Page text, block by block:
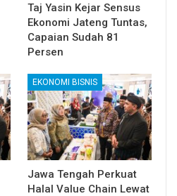
Taj Yasin Kejar Sensus
Ekonomi Jateng Tuntas,
Capaian Sudah 81
Persen
EKONOMI BISNIS
Jawa Tengah Perkuat
Halal Value Chain Lewat